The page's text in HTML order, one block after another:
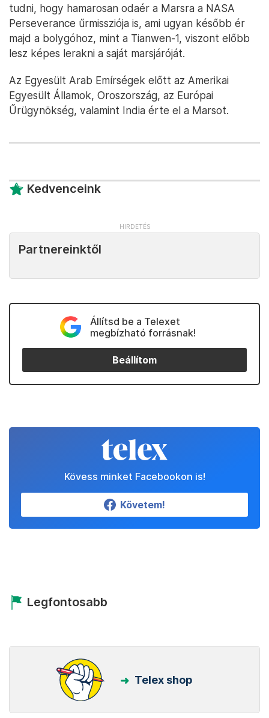
tudni, hogy hamarosan odaér a Marsra a NASA
Perseverance űrmissziója is, ami ugyan később ér
majd a bolygóhoz, mint a Tianwen-1, viszont előbb
lesz képes lerakni a saját marsjáróját.
Az Egyesült Arab Emírségek előtt az Amerikai
Egyesült Államok, Oroszország, az Európai
Űrügynökség, valamint India érte el a Marsot.
Kedvenceink
Partnereinktől
Állítsd be a Telexet
megbízható forrásnak!
Beállítom
Kövess minket Facebookon is!
Követem!
Legfontosabb
Telex shop